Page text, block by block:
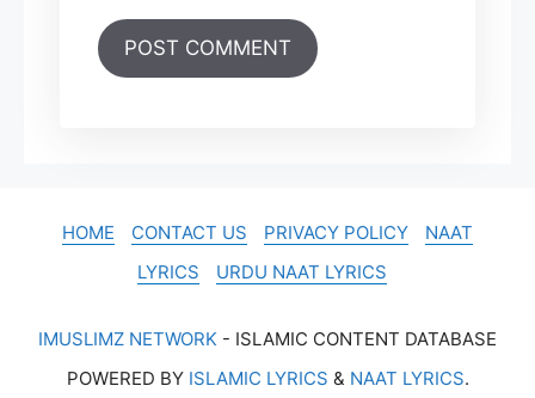
HOME CONTACT US PRIVACY POLICY
NAAT
LYRICS
URDU NAAT LYRICS
IMUSLIMZ NETWORK - ISLAMIC CONTENT DATABASE
POWERED BY ISLAMIC LYRICS & NAAT LYRICS.